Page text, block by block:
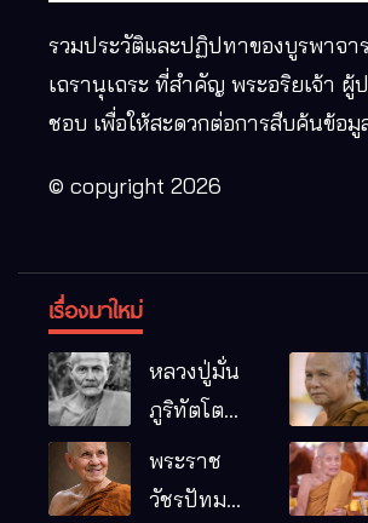
รวมประวัติและปฏิปทาของบูรพาจา
เถรานุเถระ ที่สำคัญ พระอริยเจ้า
ชอบ เพื่อให้สะดวกต่อการสืบค้นข้อมู
© copyright 2026
เรื่องมาใหม่
หลวงปู่มั่น
ภูริทัตโต
พระอริยเจ้า
ผู้เป็นบิดา
พระราช
วัชรปัทม